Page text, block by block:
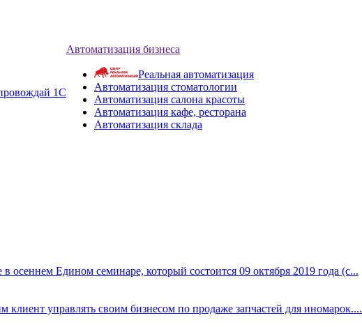
1С
Автоматизация бизнеса
Реальная автоматизация
Автоматизация стоматологии
Автоматизация салона красоты
Автоматизация кафе, ресторана
Автоматизация склада
осеннем Едином семинаре, который состоится 09 октября 2019 года (с...
управлять своим бизнесом по продаже запчастей для иномарок....